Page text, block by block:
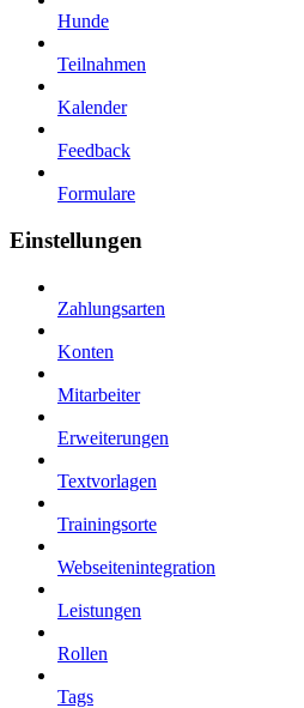
Hunde
Teilnahmen
Kalender
Feedback
Formulare
Einstellungen
Zahlungsarten
Konten
Mitarbeiter
Erweiterungen
Textvorlagen
Trainingsorte
Webseitenintegration
Leistungen
Rollen
Tags